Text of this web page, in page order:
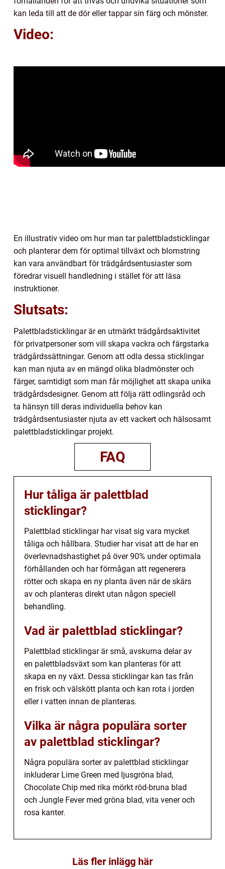
kan leda till att de dör eller tappar sin färg och mönster.
Video:
En illustrativ video om hur man tar palettbladsticklingar
och planterar dem för optimal tillväxt och blomstring
kan vara användbart för trädgårdsentusiaster som
föredrar visuell handledning i stället för att läsa
instruktioner.
Slutsats:
Palettbladsticklingar är en utmärkt trädgårdsaktivitet
för privatpersoner som vill skapa vackra och färgstarka
trädgårdssättningar. Genom att odla dessa sticklingar
kan man njuta av en mängd olika bladmönster och
färger, samtidigt som man får möjlighet att skapa unika
trädgårdsdesigner. Genom att följa rätt odlingsråd och
ta hänsyn till deras individuella behov kan
trädgårdsentusiaster njuta av ett vackert och hälsosamt
palettbladsticklingar projekt.
FAQ
Hur tåliga är palettblad
sticklingar?
Palettblad sticklingar har visat sig vara mycket
tåliga och hållbara. Studier har visat att de har en
överlevnadshastighet på över 90% under optimala
förhållanden och har förmågan att regenerera
rötter och skapa en ny planta även när de skärs
av och planteras direkt utan någon speciell
behandling.
Vad är palettblad sticklingar?
Palettblad sticklingar är små, avskurna delar av
en palettbladsväxt som kan planteras för att
skapa en ny växt. Dessa sticklingar kan tas från
en frisk och välskött planta och kan rota i jorden
eller i vatten innan de planteras.
Vilka är några populära sorter
av palettblad sticklingar?
Några populära sorter av palettblad sticklingar
inkluderar Lime Green med ljusgröna blad,
Chocolate Chip med rika mörkt röd-bruna blad
och Jungle Fever med gröna blad, vita vener och
rosa kanter.
Läs fler inlägg här